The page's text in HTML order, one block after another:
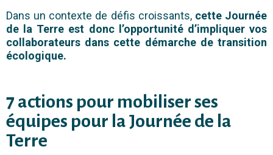
Dans un contexte de défis croissants, cette Journée
de la Terre est donc l’opportunité d’impliquer vos
collaborateurs dans cette démarche de transition
écologique.
7 actions pour mobiliser ses
équipes pour la Journée de la
Terre